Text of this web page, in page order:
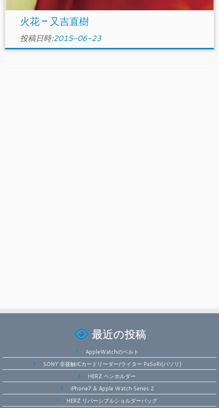
火花 – 又吉直樹
投稿日時:2015-06-23
最近の投稿
AppleWatchのベルト
SONY 非接触ICカードリーダー/ライター PaSoRi(パソリ)
HERZ ペンホルダー
iPhone7 & Apple Watch Series 2
HERZ リバーシブルショルダーバッグ